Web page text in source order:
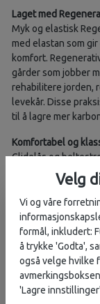
Laget med
Myk og elastisk
med elastan som
komfort.
gårder som jobber
rehabilitere jorden,
levekår. Disse
til å lagre mer
Komfortabel og
Glidelås og
midjebånd, gir en
Frontlommer med
Frontlommene har
komfort under selen.
Baklommer og
To baklommer
setet. En
Velg
Vi og våre
formål, inkludert:
å trykke 'Godta',
også velge hvilke
'Lagre